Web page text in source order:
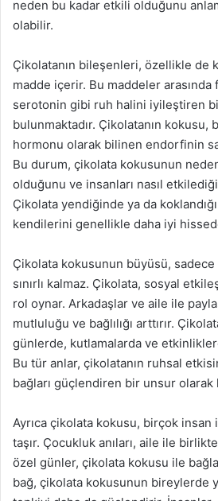
neden bu kadar etkili olduğunu
olabilir.
Çikolatanın bileşenleri, özellikle de
madde içerir. Bu maddeler
serotonin gibi ruh halini iyileştiren
bulunmaktadır. Çikolatanın kokusu,
hormonu olarak bilinen endorfinin
Bu durum, çikolata kokusunun
olduğunu ve insanları nasıl
Çikolata yendiğinde ya da
kendilerini genellikle daha iyi
Çikolata kokusunun büyüsü,
sınırlı kalmaz. Çikolata, sosyal
rol oynar. Arkadaşlar ve aile ile
mutluluğu ve bağlılığı arttırır.
günlerde, kutlamalarda ve
Bu tür anlar, çikolatanın ruhsal
bağları güçlendiren bir unsur olarak
Ayrıca çikolata kokusu, birçok
taşır. Çocukluk anıları, aile ile
özel günler, çikolata kokusu ile
bağ, çikolata kokusunun bireylerde